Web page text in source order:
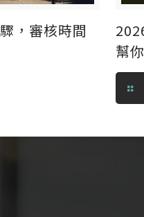
，審核時間
幫